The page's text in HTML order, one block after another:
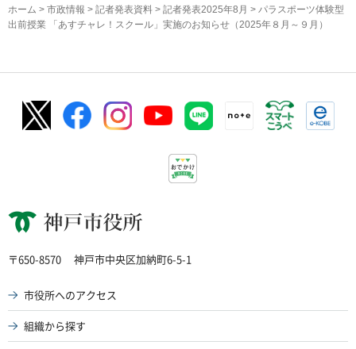
ホーム > 市政情報 > 記者発表資料 > 記者発表2025年8月 > パラスポーツ体験型
出前授業 「あすチャレ！スクール」実施のお知らせ（2025年８月～９月）
神戸市役所
〒650-8570 神戸市中央区加納町6-5-1
市役所へのアクセス
組織から探す